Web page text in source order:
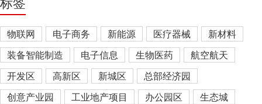
物联网 电子商务 新能源 医疗器械
新材料
装备智能制造
电子信息 生物医药
航空航天
开发区
高新区 新城区
总部经济园
创意产业园
工业地产项目 办公园区
生态城